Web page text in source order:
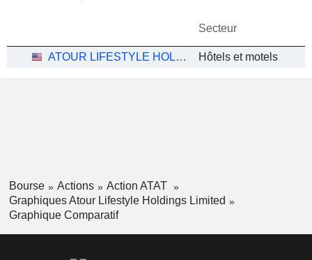
Secteur
ATOUR LIFESTYLE HOLDINGS LIMITED Hôtels et motels
Bourse Actions
Action ATAT
Graphiques Atour Lifestyle Holdings Limited
Graphique Comparatif